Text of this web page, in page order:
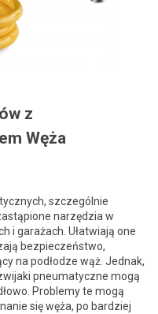
z
Węża
szczególnie
narzędzia w
i garażach. Ułatwiają one
bezpieczeństwo,
na podłodze wąż. Jednak,
pneumatyczne mogą
Problemy te mogą
się węża, po bardziej